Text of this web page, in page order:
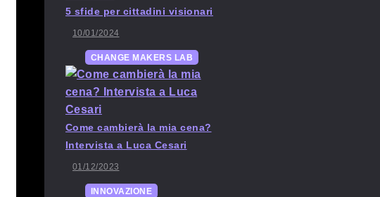
5 sfide per cittadini visionari
10/01/2024
CHANGE MAKERS LAB
Come cambierà la mia cena?
Intervista a Luca Cesari
01/12/2023
INNOVAZIONE